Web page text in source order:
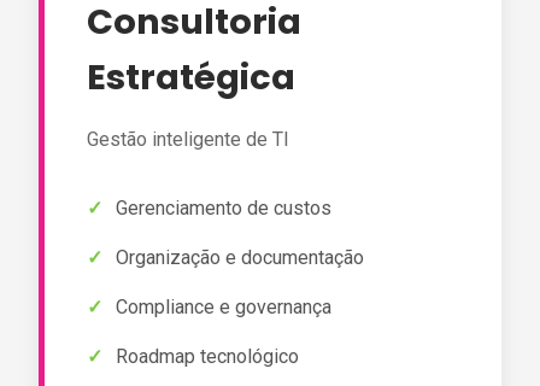
Consultoria
Estratégica
Gestão inteligente de TI
Gerenciamento de custos
Organização e documentação
Compliance e governança
Roadmap tecnológico